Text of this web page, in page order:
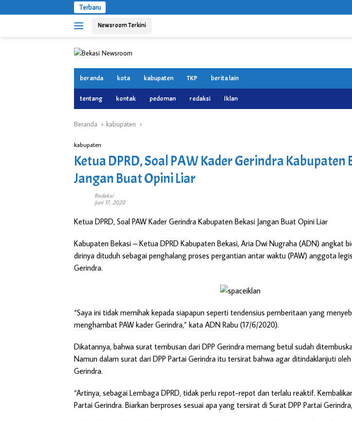
ke
Terbaru
Newsroom Terkini
beranda kota kabupaten TKP berita lain
tentang kontak pedoman redaksi Iklan
Beranda kabupaten
kabupaten
Ketua DPRD, Soal PAW Kader Gerindra Kabupaten
Jangan Buat Opini Liar
Redaksi
Juni 17, 2020
Ketua DPRD, Soal PAW Kader Gerindra Kabupaten Bekasi Jangan Buat Opini Liar
Kabupaten Bekasi – Ketua DPRD Kabupaten Bekasi, Aria Dwi Nugraha (ADN) angkat
dirinya dituduh sebagai penghalang proses pergantian antar waktu (PAW) anggota
Gerindra.
“Saya ini tidak memihak kepada siapapun seperti tendensius pemberitaan yang
menghambat PAW kader Gerindra,” kata ADN Rabu (17/6/2020).
Dikatannya, bahwa surat tembusan dari DPP Gerindra memang betul sudah
Namun dalam surat dari DPP Partai Gerindra itu tersirat bahwa agar ditindaklanjuti
Gerindra.
“Artinya, sebagai Lembaga DPRD, tidak perlu repot-repot dan terlalu reaktif.
Partai Gerindra. Biarkan berproses sesuai apa yang tersirat di Surat DPP Partai